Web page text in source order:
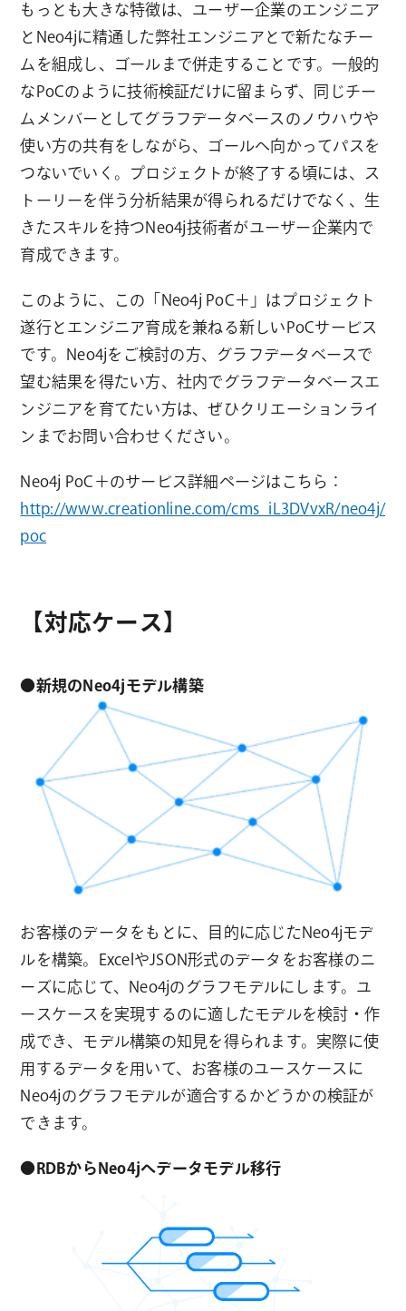
もっとも大きな特徴は、ユーザー企業のエンジニア
とNeo4jに精通した弊社エンジニアとで新たなチー
ムを組成し、ゴールまで併走することです。一般的
なPoCのように技術検証だけに留まらず、同じチー
ムメンバーとしてグラフデータベースのノウハウや
使い方の共有をしながら、ゴールへ向かってパスを
つないでいく。プロジェクトが終了する頃には、ス
トーリーを伴う分析結果が得られるだけでなく、生
きたスキルを持つNeo4j技術者がユーザー企業内で
育成できます。
このように、この「Neo4j PoC＋」はプロジェクト
遂行とエンジニア育成を兼ねる新しいPoCサービス
です。Neo4jをご検討の方、グラフデータベースで
望む結果を得たい方、社内でグラフデータベースエ
ンジニアを育てたい方は、ぜひクリエーションライ
ンまでお問い合わせください。
Neo4j PoC＋のサービス詳細ページはこちら：
http://www.creationline.com/cms_iL3DVvxR/neo4j/
poc
【対応ケース】
●新規のNeo4jモデル構築
お客様のデータをもとに、目的に応じたNeo4jモデ
ルを構築。ExcelやJSON形式のデータをお客様のニ
ーズに応じて、Neo4jのグラフモデルにします。ユ
ースケースを実現するのに適したモデルを検討・作
成でき、モデル構築の知見を得られます。実際に使
用するデータを用いて、お客様のユースケースに
Neo4jのグラフモデルが適合するかどうかの検証が
できます。
●RDBからNeo4jへデータモデル移行